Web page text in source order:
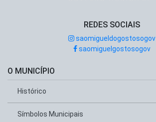
REDES SOCIAIS
saomigueldogostosogov
saomiguelgostosogov
O MUNICÍPIO
Histórico
Símbolos Municipais